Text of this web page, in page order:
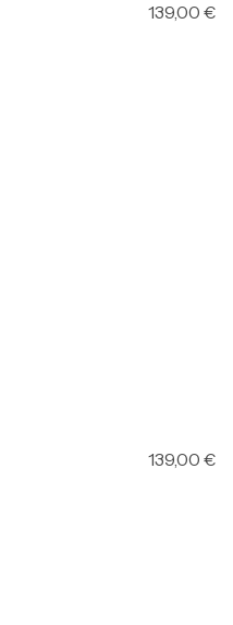
139,00 €
139,00 €